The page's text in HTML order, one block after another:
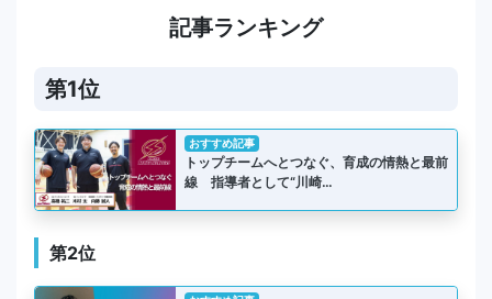
記事ランキング
第1位
おすすめ記事
トップチームへとつなぐ、育成の情熱と最前
線 指導者として“川崎…
第2位